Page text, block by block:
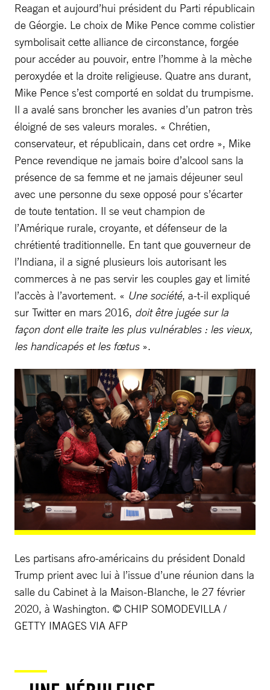
Reagan et aujourd’hui président du Parti républicain
de Géorgie. Le choix de Mike Pence comme colistier
symbolisait cette alliance de circonstance, forgée
pour accéder au pouvoir, entre l’homme à la mèche
peroxydée et la droite religieuse. Quatre ans durant,
Mike Pence s’est comporté en soldat du trumpisme.
Il a avalé sans broncher les avanies d’un patron très
éloigné de ses valeurs morales. « Chrétien,
conservateur, et républicain, dans cet ordre », Mike
Pence revendique ne jamais boire d’alcool sans la
présence de sa femme et ne jamais déjeuner seul
avec une personne du sexe opposé pour s’écarter
de toute tentation. Il se veut champion de
l’Amérique rurale, croyante, et défenseur de la
chrétienté traditionnelle. En tant que gouverneur de
l’Indiana, il a signé plusieurs lois autorisant les
commerces à ne pas servir les couples gay et limité
l’accès à l’avortement. « Une société, a-t-il expliqué
sur Twitter en mars 2016, doit être jugée sur la
façon dont elle traite les plus vulnérables : les vieux,
les handicapés et les fœtus ».
Les partisans afro-américains du président Donald
Trump prient avec lui à l’issue d’une réunion dans la
salle du Cabinet à la Maison-Blanche, le 27 février
2020, à Washington. © CHIP SOMODEVILLA /
GETTY IMAGES VIA AFP